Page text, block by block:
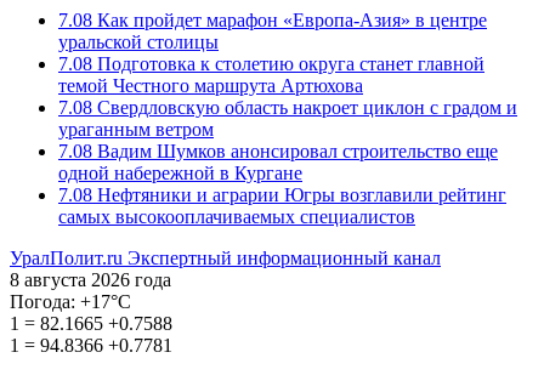
7.08 Как пройдет марафон «Европа-Азия» в центре
уральской столицы
7.08 Подготовка к столетию округа станет главной
темой Честного маршрута Артюхова
7.08 Свердловскую область накроет циклон с градом и
ураганным ветром
7.08 Вадим Шумков анонсировал строительство еще
одной набережной в Кургане
7.08 Нефтяники и аграрии Югры возглавили рейтинг
самых высокооплачиваемых специалистов
УралПолит.ru Экспертный информационный канал
8 августа 2026 года
Погода: +17°С
1 = 82.1665 +0.7588
1 = 94.8366 +0.7781